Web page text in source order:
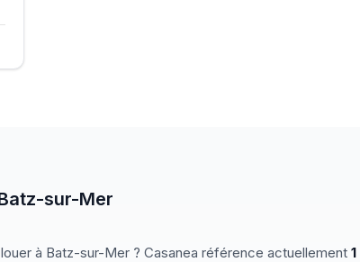
sur-Mer
à Batz-sur-Mer ? Casanea référence actuellement 1